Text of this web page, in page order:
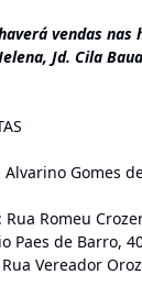
vendas nas
Jd. Cila
Gomes
Romeu
Paes de Barro,
Vereador